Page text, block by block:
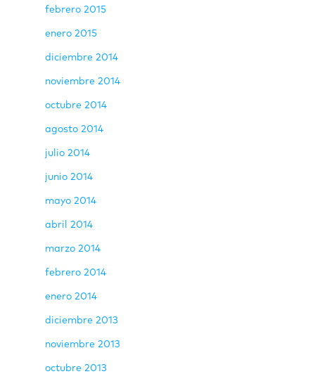
febrero 2015
enero 2015
diciembre 2014
noviembre 2014
octubre 2014
agosto 2014
julio 2014
junio 2014
mayo 2014
abril 2014
marzo 2014
febrero 2014
enero 2014
diciembre 2013
noviembre 2013
octubre 2013